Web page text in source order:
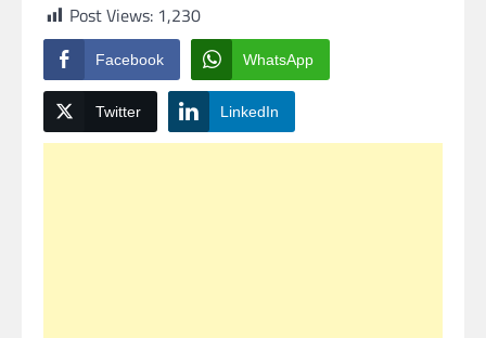
Post Views: 1,230
Facebook WhatsApp
Twitter LinkedIn